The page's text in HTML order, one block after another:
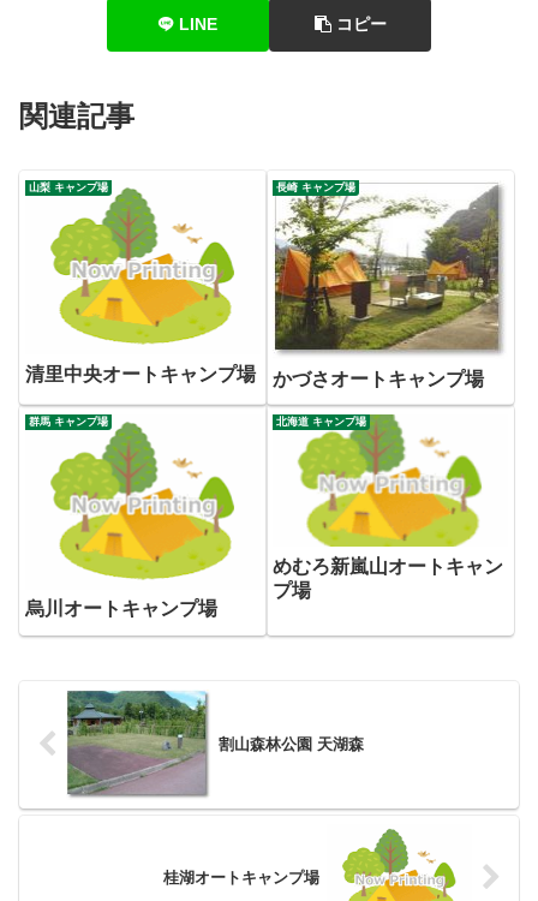
LINE コピー
関連記事
山梨 キャンプ場
清里中央オートキャンプ場
長崎 キャンプ場
かづさオートキャンプ場
群馬 キャンプ場
烏川オートキャンプ場
北海道 キャンプ場
めむろ新嵐山オートキャン
プ場
割山森林公園 天湖森
桂湖オートキャンプ場